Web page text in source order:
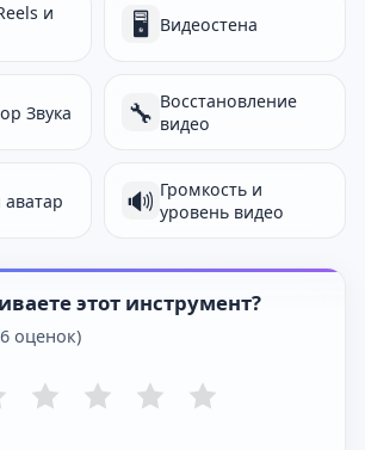
и
🖥️ Видеостена
Звука 🔧 Восстановление
видео
🔊 Громкость и
уровень видео
этот инструмент?
оценок)